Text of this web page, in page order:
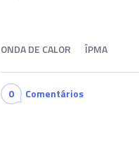
ONDA DE CALOR ÎPMA
0 Comentários